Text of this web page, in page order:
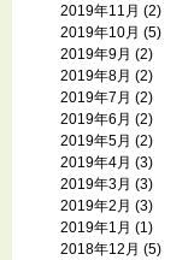
2019年11月 (2)
2019年10月 (5)
2019年9月 (2)
2019年8月 (2)
2019年7月 (2)
2019年6月 (2)
2019年5月 (2)
2019年4月 (3)
2019年3月 (3)
2019年2月 (3)
2019年1月 (1)
2018年12月 (5)